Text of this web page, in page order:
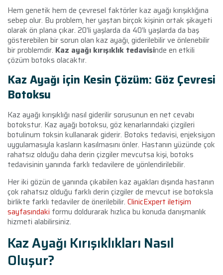
Hem genetik hem de çevresel faktörler kaz ayağı kırışıklığına
sebep olur. Bu problem, her yaştan birçok kişinin ortak şikayeti
olarak ön plana çıkar. 20’li yaşlarda da 40’lı yaşlarda da baş
gösterebilen bir sorun olan kaz ayağı, giderilebilir ve önlenebilir
bir problemdir. Kaz ayağı kırışıklık tedavisinde en etkili
çözüm botoks olacaktır.
Kaz Ayağı için Kesin Çözüm: Göz Çevresi
Botoksu
Kaz ayağı kırışıklığı nasıl giderilir sorusunun en net cevabı
botokstur. Kaz ayağı botoksu, göz kenarlarındaki çizgileri
botulinum toksin kullanarak giderir. Botoks tedavisi, enjeksiyon
uygulamasıyla kasların kasılmasını önler. Hastanın yüzünde çok
rahatsız olduğu daha derin çizgiler mevcutsa kişi, botoks
tedavisinin yanında farklı tedavilere de yönlendirilebilir.
Her iki gözün de yanında çıkabilen kaz ayakları dışında hastanın
çok rahatsız olduğu farklı derin çizgiler de mevcut ise botoksla
birlikte farklı tedaviler de önerilebilir. ClinicExpert iletişim
sayfasındaki formu doldurarak hızlıca bu konuda danışmanlık
hizmeti alabilirsiniz.
Kaz Ayağı Kırışıklıkları Nasıl
Oluşur?